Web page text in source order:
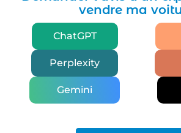
vendre ma
ChatGPT
Perplexity
Gemini